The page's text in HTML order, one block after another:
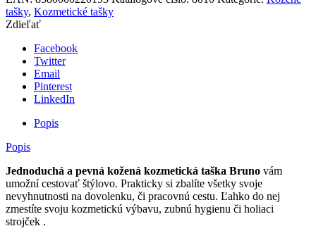
tašky, Kozmetické tašky
Zdieľať
Facebook
Twitter
Email
Pinterest
LinkedIn
Popis
Popis
Jednoduchá a pevná kožená kozmetická taška Bruno vám
umožní cestovať štýlovo. Prakticky si zbalíte všetky svoje
nevyhnutnosti na dovolenku, či pracovnú cestu. Ľahko do nej
zmestíte svoju kozmetickú výbavu, zubnú hygienu či holiaci
strojček .